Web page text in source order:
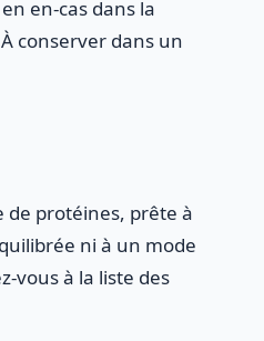
en-cas dans la
conserver dans un
de protéines, prête à
ni à un mode
vous à la liste des